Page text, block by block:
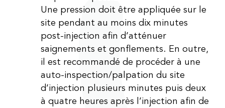
Une pression doit être appliquée sur le
site pendant au moins dix minutes
post-injection afin d’atténuer
saignements et gonflements. En outre,
il est recommandé de procéder à une
auto-inspection/palpation du site
d’injection plusieurs minutes puis deux
à quatre heures après l’injection afin de